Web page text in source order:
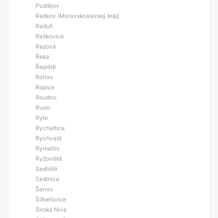
Pustějov
Radkov (Moravskoslezský kraj)
Raduň
Raškovice
Razová
Řeka
Řepiště
Rohov
Ropice
Roudno
Rusín
Rybí
Rychaltice
Rychvald
Rýmařov
Ryžoviště
Sedliště
Sedlnice
Šenov
Šilheřovice
Široká Niva